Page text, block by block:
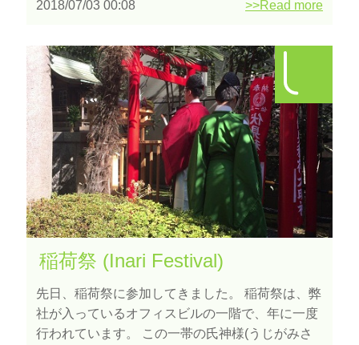
2018/07/03 00:08 >>Read more
稲荷祭 (Inari Festival)
先日、稲荷祭に参加してきました。 稲荷祭は、弊
社が入っているオフィスビルの一階で、年に一度
行われています。 この一帯の氏神様(うじがみさ